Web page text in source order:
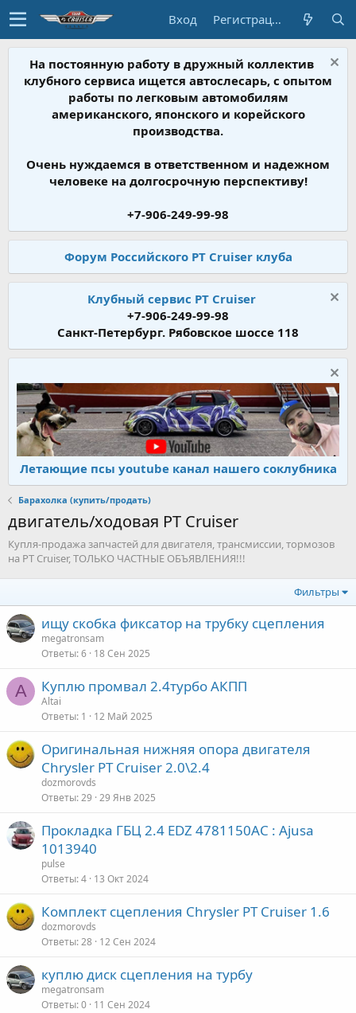
Вход Регистрация
На постоянную работу в дружный коллектив
клубного сервиса ищется автослесарь, с опытом
работы по легковым автомобилям
американского, японского и корейского
производства.
Очень нуждаемся в ответственном и надежном
человеке на долгосрочную перспективу!
+7-906-249-99-98
Форум Российского PT Cruiser клуба
Клубный сервис PT Cruiser
+7-906-249-99-98
Санкт-Петербург. Рябовское шоссе 118
Летающие псы youtube канал нашего соклубника
Барахолка (купить/продать)
двигатель/ходовая PT Cruiser
Купля-продажа запчастей для двигателя, трансмиссии, тормозов
на PT Cruiser, ТОЛЬКО ЧАСТНЫЕ ОБЪЯВЛЕНИЯ!!!
Фильтры
ищу скобка фиксатор на трубку сцепления
megatronsam
Ответы 6 18 Сен 2025
A Куплю промвал 2.4турбо АКПП
Altai
Ответы 1 12 Май 2025
Оригинальная нижняя опора двигателя
Chrysler PT Cruiser 2.0\2.4
dozmorovds
Ответы 29 29 Янв 2025
Прокладка ГБЦ 2.4 EDZ 4781150AC : Ajusa
1013940
pulse
Ответы 4 13 Окт 2024
Комплект сцепления Chrysler PT Cruiser 1.6
dozmorovds
Ответы 28 12 Сен 2024
куплю диск сцепления на турбу
megatronsam
Ответы 0 11 Сен 2024